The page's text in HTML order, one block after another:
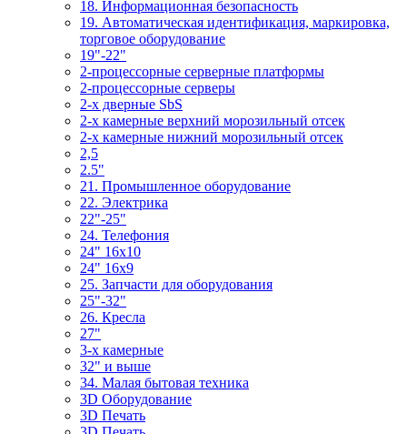
18. Информационная безопасность
19. Автоматическая идентификация, маркировка,
торговое оборудование
19"-22"
2-процессорные серверные платформы
2-процессорные серверы
2-х дверные SbS
2-х камерные верхний морозильный отсек
2-х камерные нижний морозильный отсек
2,5
2.5"
21. Промышленное оборудование
22. Электрика
22"-25"
24. Телефония
24" 16x10
24" 16x9
25. Запчасти для оборудования
25"-32"
26. Кресла
27"
3-x камерные
32" и выше
34. Малая бытовая техника
3D Оборудование
3D Печать